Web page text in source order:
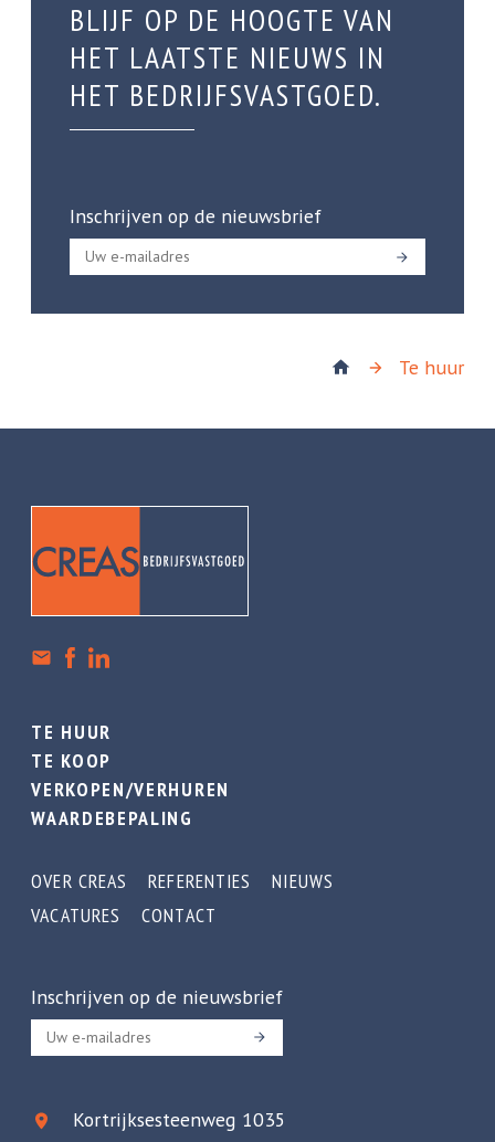
BLIJF OP DE HOOGTE VAN
HET LAATSTE NIEUWS IN
HET BEDRIJFSVASTGOED.
Inschrijven op de nieuwsbrief
Te huur
TE HUUR
TE KOOP
VERKOPEN/VERHUREN
WAARDEBEPALING
OVER CREAS REFERENTIES
NIEUWS
VACATURES
CONTACT
Inschrijven op de nieuwsbrief
Kortrijksesteenweg 1035